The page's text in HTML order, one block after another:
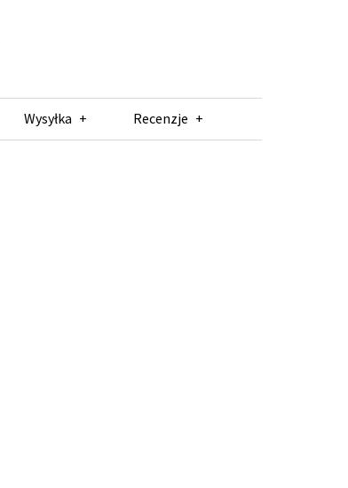
Wysyłka Recenzje